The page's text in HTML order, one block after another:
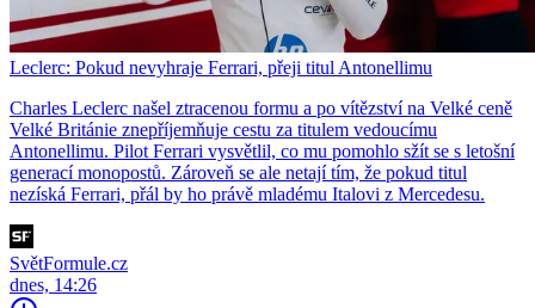
Leclerc: Pokud nevyhraje Ferrari, přeji titul Antonellimu
Charles Leclerc našel ztracenou formu a po vítězství na Velké ceně
Velké Británie znepříjemňuje cestu za titulem vedoucímu
Antonellimu. Pilot Ferrari vysvětlil, co mu pomohlo sžít se s letošní
generací monopostů. Zároveň se ale netají tím, že pokud titul
nezíská Ferrari, přál by ho právě mladému Italovi z Mercedesu.
SvětFormule.cz
dnes, 14:26